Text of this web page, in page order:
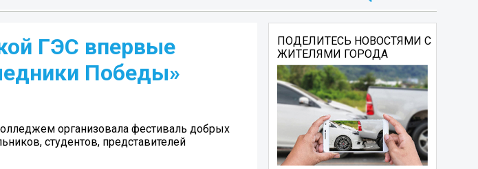
ГЭС впервые
Победы»
организовала фестиваль добрых
студентов, представителей
ПОДЕЛИТЕСЬ НОВОСТЯМИ С
ЖИТЕЛЯМИ ГОРОДА